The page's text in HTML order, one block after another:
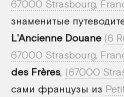
67000 Strasbourg,
знаменитые
L'Ancienne Douane (6
67000 Strasbourg,
des Frères, (67000
сами французы из